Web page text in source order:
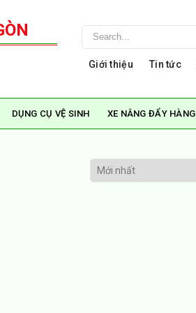
Giới thiệu Tin tức
DỤNG CỤ VỆ SINH XE NÂNG ĐẨY HÀNG